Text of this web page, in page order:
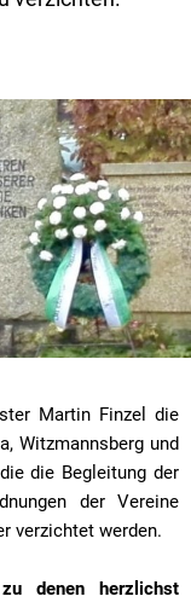
Martin Finzel die
Witzmannsberg und
die Begleitung der
der Vereine
verzichtet werden.
denen herzlichst